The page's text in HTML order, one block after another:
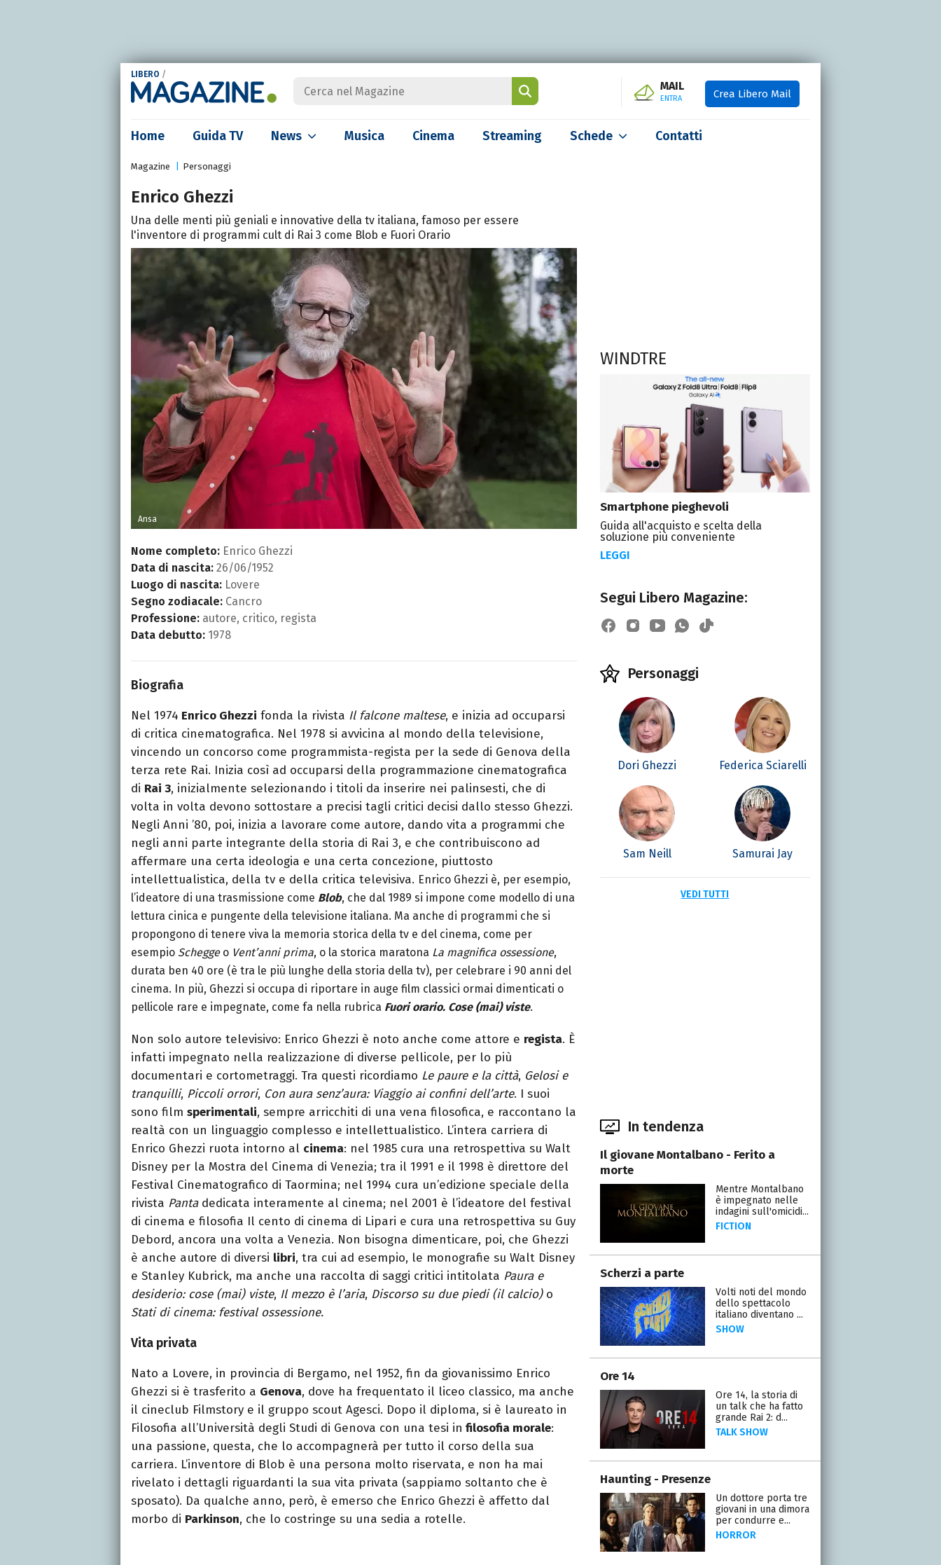
LIBERO /
MAIL
ENTRA Crea Libero Mail
Home Guida TV News Musica Cinema Streaming Schede Contatti
Magazine Personaggi
Enrico Ghezzi
Una delle menti più geniali e innovative della tv italiana, famoso per essere
l'inventore di programmi cult di Rai 3 come Blob e Fuori Orario
Ansa
Nome completo: Enrico Ghezzi
Data di nascita: 26/06/1952
Luogo di nascita: Lovere
Segno zodiacale: Cancro
Professione: autore, critico, regista
Data debutto: 1978
Biografia
Nel 1974 Enrico Ghezzi fonda la rivista Il falcone maltese, e inizia ad occuparsi
di critica cinematografica. Nel 1978 si avvicina al mondo della televisione,
vincendo un concorso come programmista-regista per la sede di Genova della
terza rete Rai. Inizia così ad occuparsi della programmazione cinematografica
di Rai 3, inizialmente selezionando i titoli da inserire nei palinsesti, che di
volta in volta devono sottostare a precisi tagli critici decisi dallo stesso Ghezzi.
Negli Anni ’80, poi, inizia a lavorare come autore, dando vita a programmi che
negli anni parte integrante della storia di Rai 3, e che contribuiscono ad
affermare una certa ideologia e una certa concezione, piuttosto
intellettualistica, della tv e della critica televisiva. Enrico Ghezzi è, per esempio,
l’ideatore di una trasmissione come Blob, che dal 1989 si impone come modello di una
lettura cinica e pungente della televisione italiana. Ma anche di programmi che si
propongono di tenere viva la memoria storica della tv e del cinema, come per
esempio Scheggeo Vent’anni prima, o la storica maratona La magnifica ossessione,
durata ben 40 ore (è tra le più lunghe della storia della tv), per celebrare i 90 anni del
cinema. In più, Ghezzi si occupa di riportare in auge film classici ormai dimenticati o
pellicole rare e impegnate, come fa nella rubrica Fuori orario. Cose (mai) viste.
Non solo autore televisivo: Enrico Ghezzi è noto anche come attore e regista. È
infatti impegnato nella realizzazione di diverse pellicole, per lo più
documentari e cortometraggi. Tra questi ricordiamo Le paure e la città, Gelosi e
tranquilli, Piccoli orrori, Con aura senz’aura: Viaggio ai confini dell’arte. I suoi
sono film sperimentali, sempre arricchiti di una vena filosofica, e raccontano la
realtà con un linguaggio complesso e intellettualistico. L’intera carriera di
Enrico Ghezzi ruota intorno al cinema: nel 1985 cura una retrospettiva su Walt
Disney per la Mostra del Cinema di Venezia; tra il 1991 e il 1998 è direttore del
Festival Cinematografico di Taormina; nel 1994 cura un’edizione speciale della
rivista Pantadedicata interamente al cinema; nel 2001 è l’ideatore del festival
di cinema e filosofia Il cento di cinema di Lipari e cura una retrospettiva su Guy
Debord, ancora una volta a Venezia. Non bisogna dimenticare, poi, che Ghezzi
è anche autore di diversi libri, tra cui ad esempio, le monografie su Walt Disney
e Stanley Kubrick, ma anche una raccolta di saggi critici intitolata Paura e
desiderio: cose (mai) viste, Il mezzo è l’aria, Discorso su due piedi (il calcio)o
Stati di cinema: festival ossessione.
Vita privata
Nato a Lovere, in provincia di Bergamo, nel 1952, fin da giovanissimo Enrico
Ghezzi si è trasferito a Genova, dove ha frequentato il liceo classico, ma anche
il cineclub Filmstory e il gruppo scout Agesci. Dopo il diploma, si è laureato in
Filosofia all’Università degli Studi di Genova con una tesi in filosofia morale:
una passione, questa, che lo accompagnerà per tutto il corso della sua
carriera. L’inventore di Blob è una persona molto riservata, e non ha mai
rivelato i dettagli riguardanti la sua vita privata (sappiamo soltanto che è
sposato). Da qualche anno, però, è emerso che Enrico Ghezzi è affetto dal
morbo di Parkinson, che lo costringe su una sedia a rotelle.
WINDTRE
Smartphone pieghevoli
Guida all'acquisto e scelta della
soluzione più conveniente
LEGGI
Segui Libero Magazine:
Personaggi
Dori Ghezzi Federica Sciarelli
Sam Neill Samurai Jay
VEDI TUTTI
In tendenza
Il giovane Montalbano - Ferito a
morte
Mentre Montalbano
è impegnato nelle
indagini sull'omicidi...
FICTION
Scherzi a parte
Volti noti del mondo
dello spettacolo
italiano diventano ...
SHOW
Ore 14
Ore 14, la storia di
un talk che ha fatto
grande Rai 2: d...
TALK SHOW
Haunting - Presenze
Un dottore porta tre
giovani in una dimora
per condurre e...
HORROR